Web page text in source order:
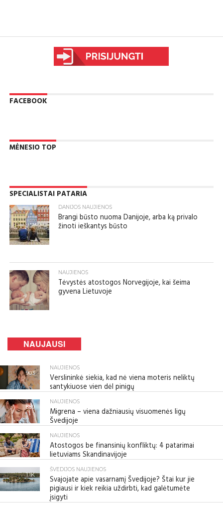
FACEBOOK
MĖNESIO TOP
SPECIALISTAI PATARIA
DANIJOS NAUJIENOS
Brangi būsto nuoma Danijoje, arba ką privalo
žinoti ieškantys būsto
NAUJIENOS
Tėvystės atostogos Norvegijoje, kai šeima
gyvena Lietuvoje
NAUJAUSI
903
NAUJIENOS
Verslininkė siekia, kad nė viena moteris neliktų
santykiuose vien dėl pinigų
889
NAUJIENOS
Migrena – viena dažniausių visuomenės ligų
Švedijoje
934
NAUJIENOS
Atostogos be finansinių konfliktų: 4 patarimai
lietuviams Skandinavijoje
1.1K
ŠVEDIJOS NAUJIENOS
Svajojate apie vasarnamį Švedijoje? Štai kur jie
pigiausi ir kiek reikia uždirbti, kad galėtumėte
įsigyti